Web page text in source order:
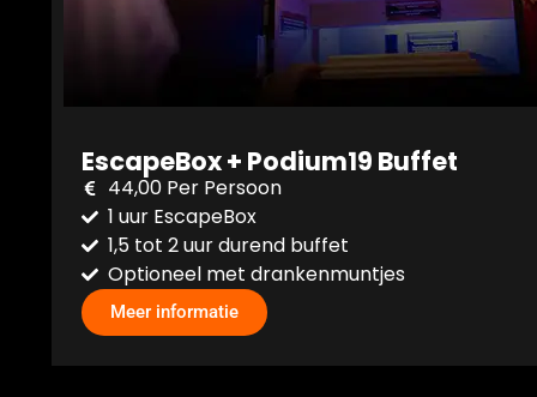
EscapeBox + Podium19 Buffet
44,00 Per Persoon
1 uur EscapeBox
1,5 tot 2 uur durend buffet
Optioneel met drankenmuntjes
Meer informatie